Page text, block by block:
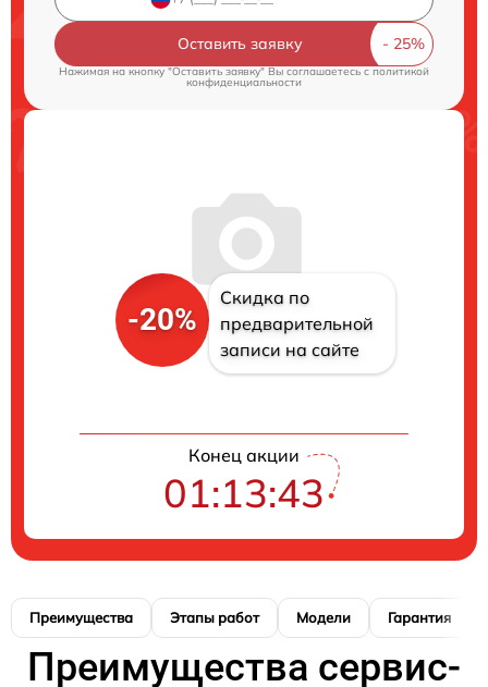
Оставить заявку
Нажимая на кнопку "Оставить заявку" Вы соглашаетесь cполитикой
конфиденциальности
-20%
Скидка по
предварительной
записи на сайте
Конец акции
01:13:42
Преимущества Этапы работ Модели Гарантия
Преимущества сервис-